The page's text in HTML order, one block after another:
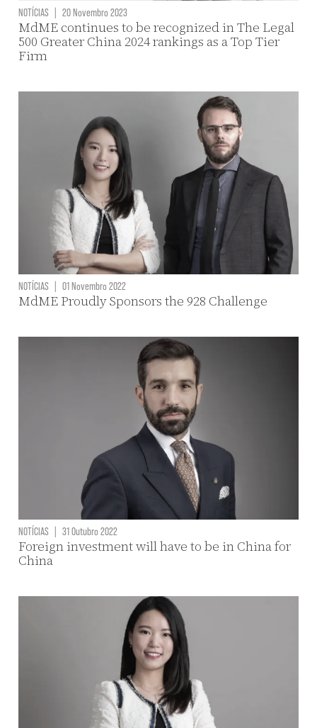
NOTÍCIAS 20 Novembro 2023
MdME continues to be recognized in The Legal
500 Greater China 2024 rankings as a Top Tier
Firm
NOTÍCIAS | 01 Novembro 2022
MdME Proudly Sponsors the 928 Challenge
NOTÍCIAS | 31 Outubro 2022
Foreign investment will have to be in China for
China